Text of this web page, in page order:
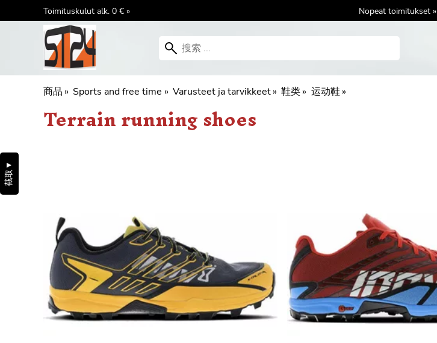
Toimituskulut alk. 0 € » Nopeat toimitukset »
商品 ‪» Sports and free time ‪» Varusteet ja tarvikkeet‪» 鞋类‪» 运动鞋 ‪»
Terrain running shoes
截取
▼